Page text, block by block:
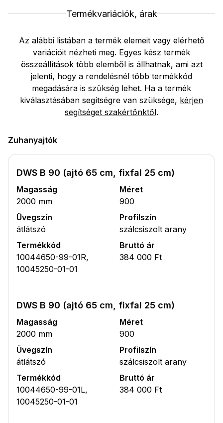
Termékvariációk, árak
Az alábbi listában a termék elemeit vagy elérhető
variációit nézheti meg. Egyes kész termék
összeállítások több elemből is állhatnak, ami azt
jelenti, hogy a rendelésnél több termékkód
megadására is szükség lehet. Ha a termék
kiválasztásában segítségre van szüksége, kérjen
segítséget szakértőnktől.
Zuhanyajtók
DWS B 90 (ajtó 65 cm, fixfal 25 cm)
Magasság
2000 mm
Méret
900
Üvegszín
átlátszó
Profilszín
szálcsiszolt arany
Termékkód
10044650-99-01R,
10045250-01-01
Bruttó ár
384 000 Ft
DWS B 90 (ajtó 65 cm, fixfal 25 cm)
Magasság
2000 mm
Méret
900
Üvegszín
átlátszó
Profilszín
szálcsiszolt arany
Termékkód
10044650-99-01L,
10045250-01-01
Bruttó ár
384 000 Ft